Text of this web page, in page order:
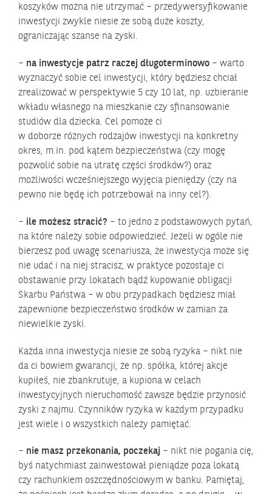
koszyków można nie utrzymać – przedywersyfikowanie
inwestycji zwykle niesie ze sobą duże koszty,
ograniczając szanse na zyski.
– na inwestycje patrz raczej długoterminowo – warto
wyznaczyć sobie cel inwestycji, który będziesz chciał
zrealizować w perspektywie 5 czy 10 lat, np. uzbieranie
wkładu własnego na mieszkanie czy sfinansowanie
studiów dla dziecka. Cel pomoże ci
w doborze różnych rodzajów inwestycji na konkretny
okres, m.in. pod kątem bezpieczeństwa (czy mogę
pozwolić sobie na utratę części środków?) oraz
możliwości wcześniejszego wyjęcia pieniędzy (czy na
pewno nie będę ich potrzebował na inny cel?).
– ile możesz stracić? – to jedno z podstawowych pytań,
na które należy sobie odpowiedzieć. Jeżeli w ogóle nie
bierzesz pod uwagę scenariusza, że inwestycja może się
nie udać i na niej stracisz, w praktyce pozostaje ci
obstawanie przy lokatach bądź kupowanie obligacji
Skarbu Państwa – w obu przypadkach będziesz miał
zapewnione bezpieczeństwo środków w zamian za
niewielkie zyski.
Każda inna inwestycja niesie ze sobą ryzyka – nikt nie
da ci bowiem gwarancji, że np. spółka, której akcje
kupiłeś, nie zbankrutuje, a kupiona w celach
inwestycyjnych nieruchomość zawsze będzie przynosić
zyski z najmu. Czynników ryzyka w każdym przypadku
jest wiele i o wszystkich należy pamiętać.
– nie masz przekonania, poczekaj – nikt nie pogania cię,
byś natychmiast zainwestował pieniądze poza lokatą
czy rachunkiem oszczędnościowym w banku. Pamiętaj,